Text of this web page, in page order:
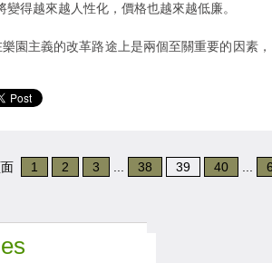
變得越來越人性化，價格也越來越低廉。
園主義的改革路途上是兩個至關重要的因素
1 2 3 38 39 40